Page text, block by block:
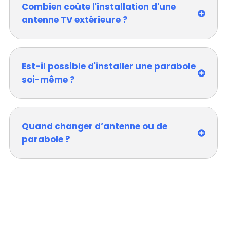
Combien coûte l'installation d'une
antenne TV extérieure ?
Est-il possible d'installer une parabole
soi-même ?
Quand changer d’antenne ou de
parabole ?